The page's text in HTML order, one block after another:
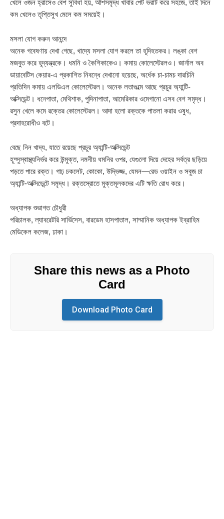
খেলে ওজন হ্রাসেও বেশ সুবিধা হয়, আঁশসমৃদ্ধ খাবার পেট ভরাট করে সহজে, তাই দিনে
কম খেলেও তৃপ্তিসুখ মেলে কম সময়েই।
মসলা যোগ করুন আনন্দে
অনেক গবেষণায় দেখা গেছে, খাদ্যে মসলা যোগ করলে তা হূদিহতকর। লঙ্কা বেশ
মজবুত করে হূদ্যন্ত্রকে। ধমনি ও কৈশিকাকেও। কমায় কোলেস্টেরলও। জার্নাল অব
ডায়াবেটিস কেয়ার-এ প্রকাশিত নিবন্ধে দেখানো হয়েছে, অর্ধেক চা-চামচ দারচিনি
প্রতিদিন কমায় এলডিএল কোলেস্টেরল। অনেক লতাগুল্মে আছে প্রচুর অ্যান্টি-
অক্সিডেন্ট। ধনেপাতা, মেথিশাক, পুদিনাপাতা, আমেরিকার ওমেগানো এসব বেশ সমৃদ্ধ।
রসুন খেলে কমে রক্তের কোলেস্টেরল। আদা হলো রক্তকে পাতলা করার ওষুধ,
প্রদাহরোধীও বটে।
বেছে নিন খাদ্য, যাতে রয়েছে প্রচুর অ্যান্টি-অক্সিডেন্ট
হূদ্সুস্বাস্থ্যনির্ভর করে উন্মুক্ত, নমনীয় ধমনির ওপর, যেগুলো দিয়ে দেহের সর্বত্র ছড়িয়ে
পড়তে পারে রক্ত। গাঢ় চকলেট, কোকো, উদ্ভিজ্জ, যেমন—রেড ওয়াইন ও সবুজ চা
অ্যান্টি-অক্সিডেন্টে সমৃদ্ধ। রক্তস্রোতে মুক্তমূলকদের এটি ক্ষতি রোধ করে।
অধ্যাপক শুভাগত চৌধুরী
পরিচালক, ল্যাবরেটরি সার্ভিসেস, বারডেম হাসপাতাল, সাম্মানিক অধ্যাপক ইব্রাহিম
মেডিকেল কলেজ, ঢাকা।
Share this news as a Photo
Card
Download Photo Card